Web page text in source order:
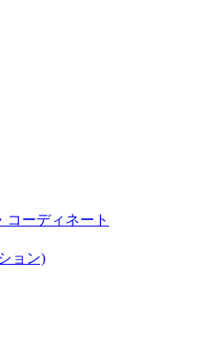
コーディネート
ョン)